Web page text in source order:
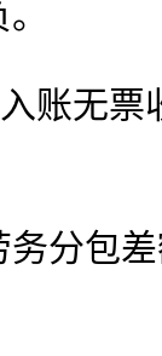
无票
包差